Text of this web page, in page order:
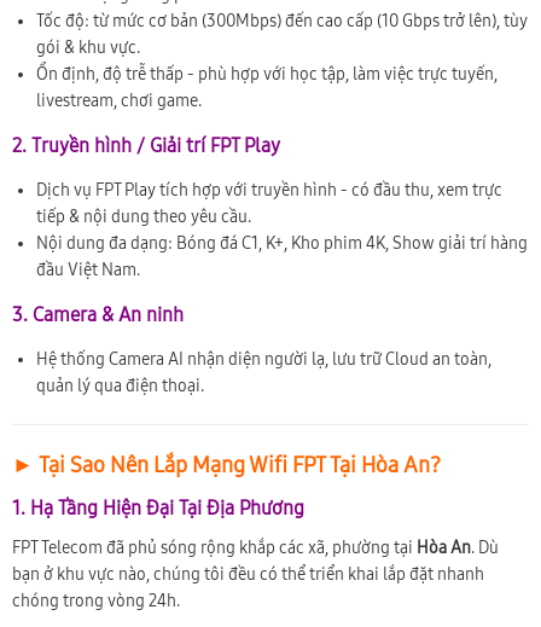
Tốc độ: từ mức cơ bản (300Mbps) đến cao cấp (10 Gbps trở lên), tùy
gói & khu vực.
Ổn định, độ trễ thấp - phù hợp với học tập, làm việc trực tuyến,
livestream, chơi game.
2. Truyền hình / Giải trí FPT Play
Dịch vụ FPT Play tích hợp với truyền hình - có đầu thu, xem trực
tiếp & nội dung theo yêu cầu.
Nội dung đa dạng: Bóng đá C1, K+, Kho phim 4K, Show giải trí hàng
đầu Việt Nam.
3. Camera & An ninh
Hệ thống Camera AI nhận diện người lạ, lưu trữ Cloud an toàn,
quản lý qua điện thoại.
► Tại Sao Nên Lắp Mạng Wifi FPT Tại Hòa An?
1. Hạ Tầng Hiện Đại Tại Địa Phương
FPT Telecom đã phủ sóng rộng khắp các xã, phường tại Hòa An. Dù
bạn ở khu vực nào, chúng tôi đều có thể triển khai lắp đặt nhanh
chóng trong vòng 24h.